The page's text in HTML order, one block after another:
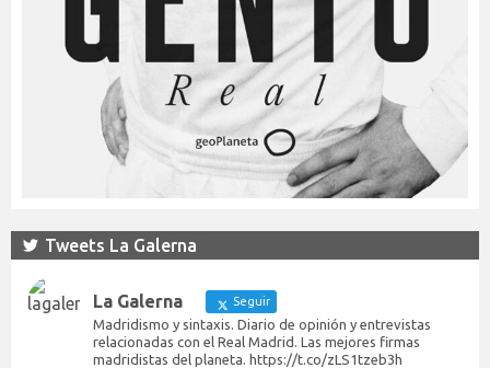
Tweets La Galerna
La Galerna Seguir
Madridismo y sintaxis. Diario de opinión y entrevistas
relacionadas con el Real Madrid. Las mejores firmas
madridistas del planeta. https://t.co/zLS1tzeb3h